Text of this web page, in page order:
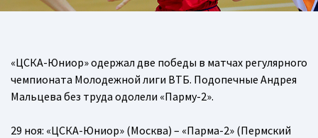
«ЦСКА-Юниор» одержал две победы в матчах регулярного
чемпионата Молодежной лиги ВТБ. Подопечные Андрея
Мальцева без труда одолели «Парму-2».
29 ноя: «ЦСКА-Юниор» (Москва) – «Парма-2» (Пермский